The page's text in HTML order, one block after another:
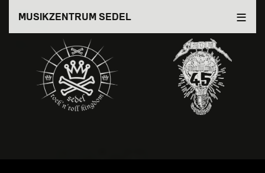
Inhalt
MUSIKZENTRUM SEDEL